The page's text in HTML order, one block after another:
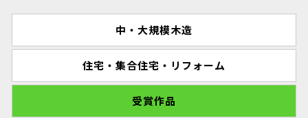
中・大規模木造
住宅・集合住宅・リフォーム
受賞作品